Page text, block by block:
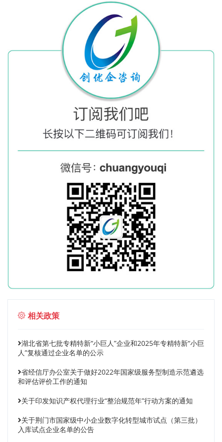
相关政策
湖北省第七批专精特新“小巨人”企业和2025年专精特新“小巨
人”复核通过企业名单的公示
省经信厅办公室关于做好2022年国家级服务型制造示范遴选
和评估评价工作的通知
关于印发知识产权代理行业“整治规范年”行动方案的通知
关于荆门市国家级中小企业数字化转型城市试点（第三批）
入库试点企业名单的公告